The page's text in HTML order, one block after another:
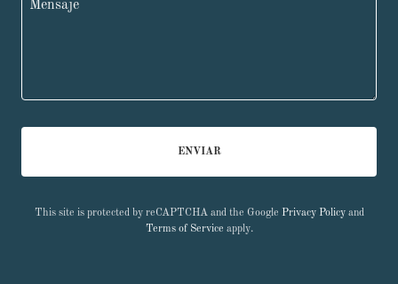
ENVIAR
This site is protected by reCAPTCHA and the Google Privacy Policyand
Terms of Service apply.